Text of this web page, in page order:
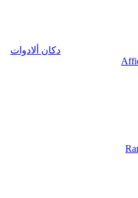
دكان ألادوات